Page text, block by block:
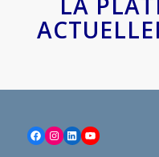
Facebook
Instagram
LinkedInYouTube